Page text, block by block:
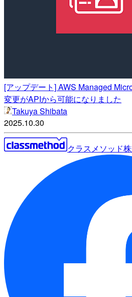
[アップデート] AWS Managed
変更がAPIから可能になりました
Takuya Shibata
2025.10.30
クラスメソッド